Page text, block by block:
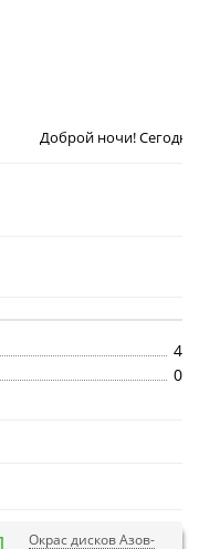
ночи! СегодняЧетверг 6
4
0
Окрас дисков Азов-